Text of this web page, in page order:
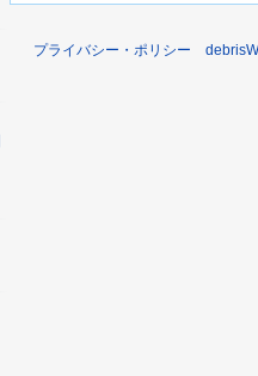
ョ
プライバシー・ポリシー